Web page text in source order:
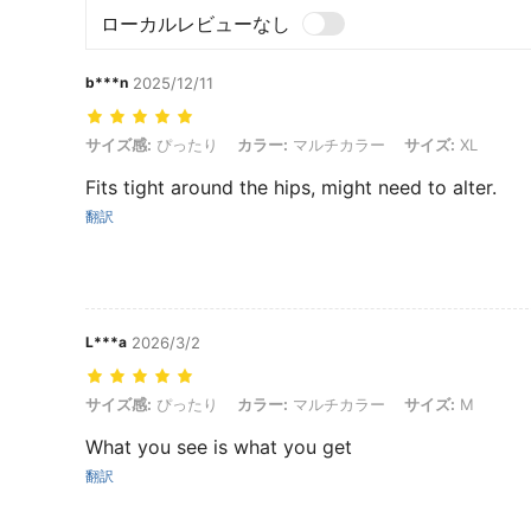
ローカルレビューなし
b***n 2025/12/11
サイズ感: ぴったり, カラー: マルチカラー, サイズ: XL
サイズ感: ぴったり カラー: マルチカラー サイズ: XL
Fits tight around the hips, might need to alter.
翻訳
L***a 2026/3/2
サイズ感: ぴったり, カラー: マルチカラー, サイズ: M
サイズ感: ぴったり カラー: マルチカラー サイズ: M
What you see is what you get
翻訳